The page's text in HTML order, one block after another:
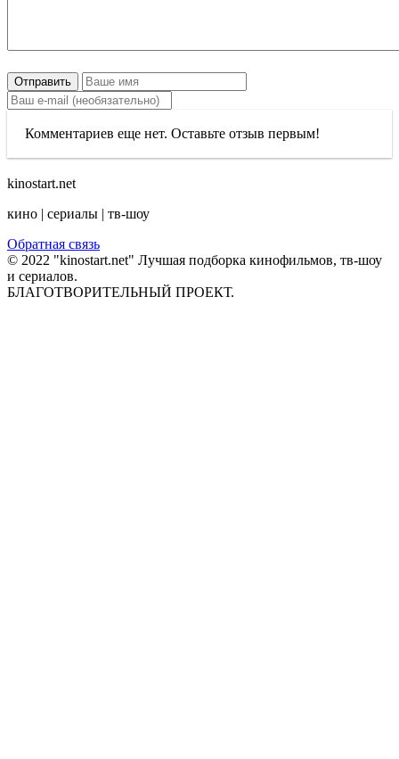
Отправить
Комментариев еще нет. Оставьте отзыв первым!
kinostart.net
кино | сериалы | тв-шоу
Обратная связь
© 2022 "kinostart.net" Лучшая подборка кинофильмов, тв-шоу
и сериалов.
БЛАГОТВОРИТЕЛЬНЫЙ ПРОЕКТ.